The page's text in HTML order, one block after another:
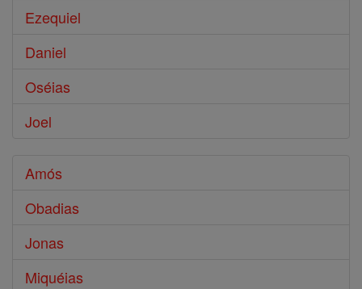
Ezequiel
Daniel
Oséias
Joel
Amós
Obadias
Jonas
Miquéias